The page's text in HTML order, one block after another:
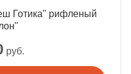
руб.
Готика" рифленый